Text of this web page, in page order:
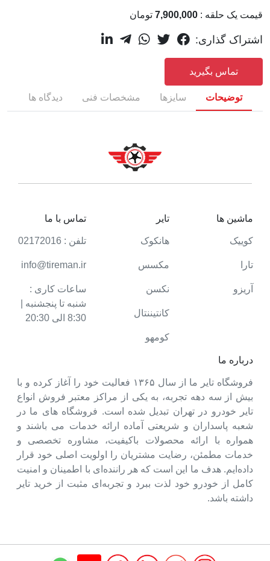
قیمت یک حلقه : 7,900,000 تومان
اشتراک گذاری:
تماس بگیرید
توضیحات سایزها مشخصات فنی دیدگاه ها
درباره ما
فروشگاه تایر ما از سال ۱۳۶۵ فعالیت خود را آغاز کرده و با
بیش از سه دهه تجربه، به یکی از مراکز معتبر فروش انواع
تایر خودرو در تهران تبدیل شده است. فروشگاه های ما در
شعبه پاسداران و شریعتی آماده ارائه خدمات می باشند و
همواره با ارائه محصولات باکیفیت، مشاوره تخصصی و
خدمات مطمئن، رضایت مشتریان را اولویت اصلی خود قرار
داده‌ایم. هدف ما این است که هر راننده‌ای با اطمینان و امنیت
کامل از خودرو خود لذت ببرد و تجربه‌ای مثبت از خرید تایر
داشته باشد.
ماشین ها
کوییک
تارا
آریزو
تایر
هانکوک
مکسس
نکسن
کانتیننتال
کومهو
تماس با ما
تلفن : 02172016
info@tireman.ir
ساعات کاری :
شنبه تا پنجشنبه |
8:30 الی 20:30